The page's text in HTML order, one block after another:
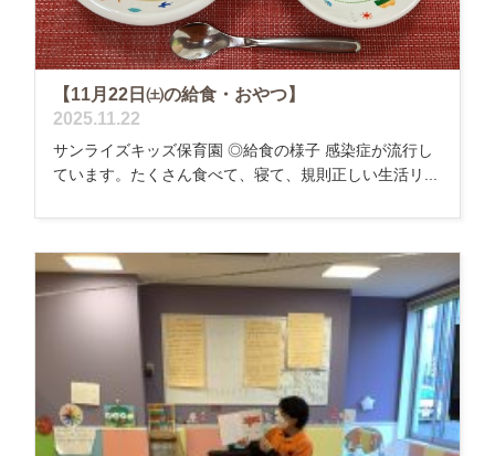
【11月22日㈯の給食・おやつ】
2025.11.22
サンライズキッズ保育園 ◎給食の様子 感染症が流行し
ています。たくさん食べて、寝て、規則正しい生活リ...